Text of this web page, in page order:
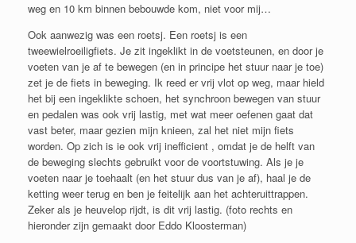
weg en 10 km binnen bebouwde kom, niet voor mij…
Ook aanwezig was een roetsj. Een roetsj is een
tweewielroeiligfiets. Je zit ingeklikt in de voetsteunen, en door je
voeten van je af te bewegen (en in principe het stuur naar je toe)
zet je de fiets in beweging. Ik reed er vrij vlot op weg, maar hield
het bij een ingeklikte schoen, het synchroon bewegen van stuur
en pedalen was ook vrij lastig, met wat meer oefenen gaat dat
vast beter, maar gezien mijn knieen, zal het niet mijn fiets
worden. Op zich is ie ook vrij inefficient , omdat je de helft van
de beweging slechts gebruikt voor de voortstuwing. Als je je
voeten naar je toehaalt (en het stuur dus van je af), haal je de
ketting weer terug en ben je feitelijk aan het achteruittrappen.
Zeker als je heuvelop rijdt, is dit vrij lastig. (foto rechts en
hieronder zijn gemaakt door Eddo Kloosterman)